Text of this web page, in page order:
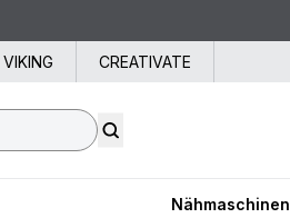
CREATIVATE
Nähmaschinen